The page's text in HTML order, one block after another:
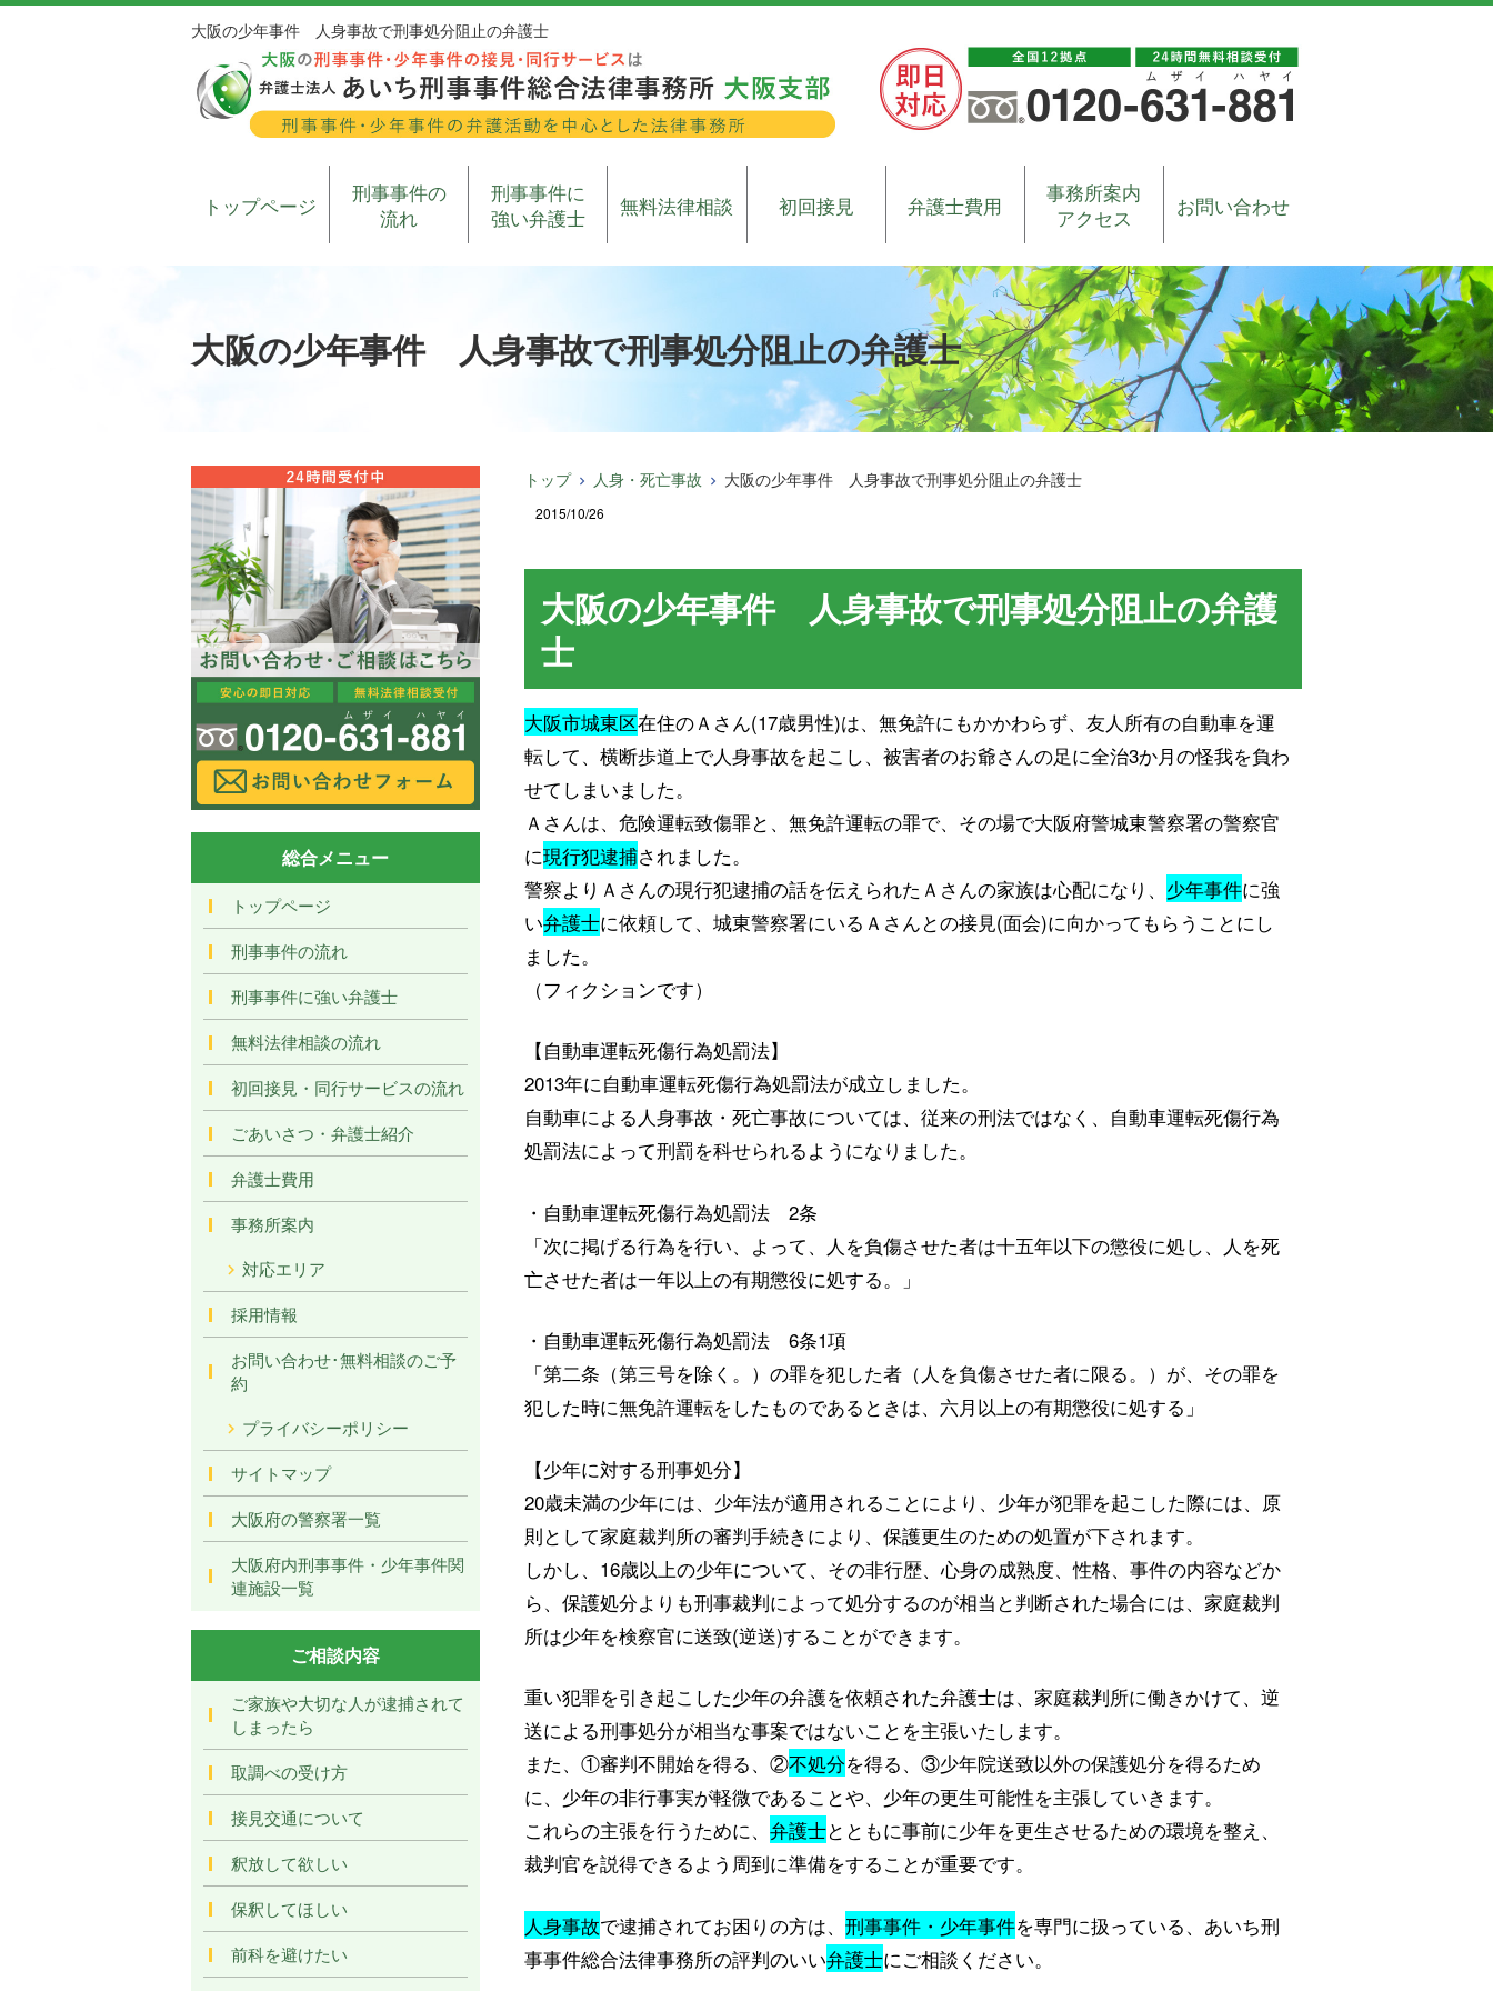
大阪の少年事件 人身事故で刑事処分阻止の弁護士
トップページ
刑事事件の
流れ
刑事事件に
強い弁護士
無料法律相談 初回接見 弁護士費用
事務所案内
アクセス
お問い合わせ
大阪の少年事件 人身事故で刑事処分阻止の弁護士
トップ 人身・死亡事故 大阪の少年事件 人身事故で刑事処分阻止の弁護士
2015/10/26
大阪の少年事件 人身事故で刑事処分阻止の弁護
士
大阪市城東区在住のＡさん(17歳男性)は、無免許にもかかわらず、友人所有の自動車を運
転して、横断歩道上で人身事故を起こし、被害者のお爺さんの足に全治3か月の怪我を負わ
せてしまいました。
Ａさんは、危険運転致傷罪と、無免許運転の罪で、その場で大阪府警城東警察署の警察官
に現行犯逮捕されました。
警察よりＡさんの現行犯逮捕の話を伝えられたＡさんの家族は心配になり、 少年事件に強
い弁護士に依頼して、城東警察署にいるＡさんとの接見(面会)に向かってもらうことにし
ました。
（フィクションです）
【自動車運転死傷行為処罰法】
2013年に自動車運転死傷行為処罰法が成立しました。
自動車による人身事故・死亡事故については、従来の刑法ではなく、自動車運転死傷行為
処罰法によって刑罰を科せられるようになりました。
・自動車運転死傷行為処罰法 2条
「次に掲げる行為を行い、よって、人を負傷させた者は十五年以下の懲役に処し、人を死
亡させた者は一年以上の有期懲役に処する。」
・自動車運転死傷行為処罰法 6条1項
「第二条（第三号を除く。）の罪を犯した者（人を負傷させた者に限る。）が、その罪を
犯した時に無免許運転をしたものであるときは、六月以上の有期懲役に処する」
【少年に対する刑事処分】
20歳未満の少年には、少年法が適用されることにより、少年が犯罪を起こした際には、原
則として家庭裁判所の審判手続きにより、保護更生のための処置が下されます。
しかし、16歳以上の少年について、その非行歴、心身の成熟度、性格、事件の内容などか
ら、保護処分よりも刑事裁判によって処分するのが相当と判断された場合には、家庭裁判
所は少年を検察官に送致(逆送)することができます。
重い犯罪を引き起こした少年の弁護を依頼された弁護士は、家庭裁判所に働きかけて、逆
送による刑事処分が相当な事案ではないことを主張いたします。
また、①審判不開始を得る、②不処分を得る、③少年院送致以外の保護処分を得るため
に、少年の非行事実が軽微であることや、少年の更生可能性を主張していきます。
これらの主張を行うために、 弁護士とともに事前に少年を更生させるための環境を整え、
裁判官を説得できるよう周到に準備をすることが重要です。
人身事故で逮捕されてお困りの方は、 刑事事件・少年事件を専門に扱っている、あいち刑
事事件総合法律事務所の評判のいい弁護士にご相談ください。
総合メニュー
トップページ
刑事事件の流れ
刑事事件に強い弁護士
無料法律相談の流れ
初回接見・同行サービスの流れ
ごあいさつ・弁護士紹介
弁護士費用
事務所案内
対応エリア
採用情報
お問い合わせ･無料相談のご予
約
プライバシーポリシー
サイトマップ
大阪府の警察署一覧
大阪府内刑事事件・少年事件関
連施設一覧
ご相談内容
ご家族や大切な人が逮捕されて
しまったら
取調べの受け方
接見交通について
釈放して欲しい
保釈してほしい
前科を避けたい